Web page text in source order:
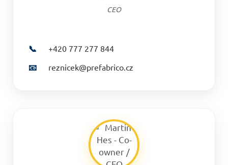
CEO
📞
+420 777 277 844
📧
reznicek@prefabrico.cz